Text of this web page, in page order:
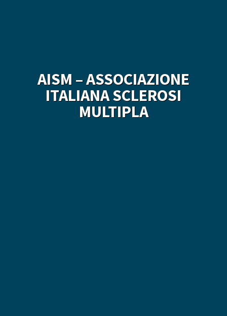
AISM – ASSOCIAZIONE
ITALIANA SCLEROSI
MULTIPLA